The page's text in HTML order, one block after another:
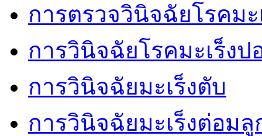
การตรวจวินิจฉัยโรคมะ
การวินิจฉัยโรคมะเร็งป
การวินิจฉัยมะเร็งตับ
การวินิจฉัยมะเร็งต่อม